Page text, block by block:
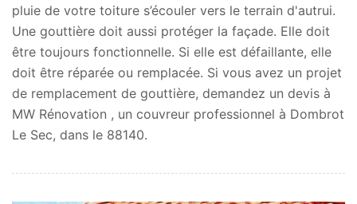
pluie de votre toiture s’écouler vers le terrain d'autrui.
Une gouttière doit aussi protéger la façade. Elle doit
être toujours fonctionnelle. Si elle est défaillante, elle
doit être réparée ou remplacée. Si vous avez un projet
de remplacement de gouttière, demandez un devis à
MW Rénovation , un couvreur professionnel à Dombrot
Le Sec, dans le 88140.